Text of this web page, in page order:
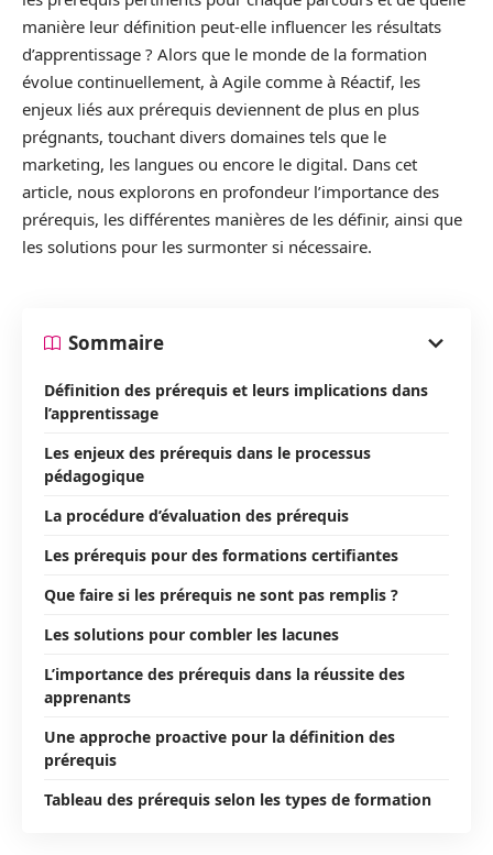
manière leur définition peut-elle influencer les résultats
d’apprentissage ? Alors que le monde de la formation
évolue continuellement, à Agile comme à Réactif, les
enjeux liés aux prérequis deviennent de plus en plus
prégnants, touchant divers domaines tels que le
marketing, les langues ou encore le digital. Dans cet
article, nous explorons en profondeur l’importance des
prérequis, les différentes manières de les définir, ainsi que
les solutions pour les surmonter si nécessaire.
Sommaire
Définition des prérequis et leurs implications dans
l’apprentissage
Les enjeux des prérequis dans le processus
pédagogique
La procédure d’évaluation des prérequis
Les prérequis pour des formations certifiantes
Que faire si les prérequis ne sont pas remplis ?
Les solutions pour combler les lacunes
L’importance des prérequis dans la réussite des
apprenants
Une approche proactive pour la définition des
prérequis
Tableau des prérequis selon les types de formation